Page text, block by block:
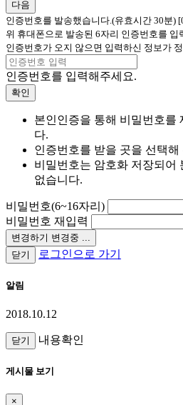
다음
인증번호를 발송했습니다.(유효시간 30분)
위 휴대폰으로 발송된 6자리 인증번호를 입
인증번호가 오지 않으면 입력하신 정보가
인증번호를 입력해주세요.
확인
본인인증을 통해 비밀번호를
다.
인증번호를 받을 곳을 선택해
비밀번호는 암호화 저장되어
없습니다.
비밀번호(6~16자리)
비밀번호 재입력
변경하기 변경중 ...
닫기
로그인으로 가기
알림
2018.10.12
닫기 내용확인
게시물 보기
×